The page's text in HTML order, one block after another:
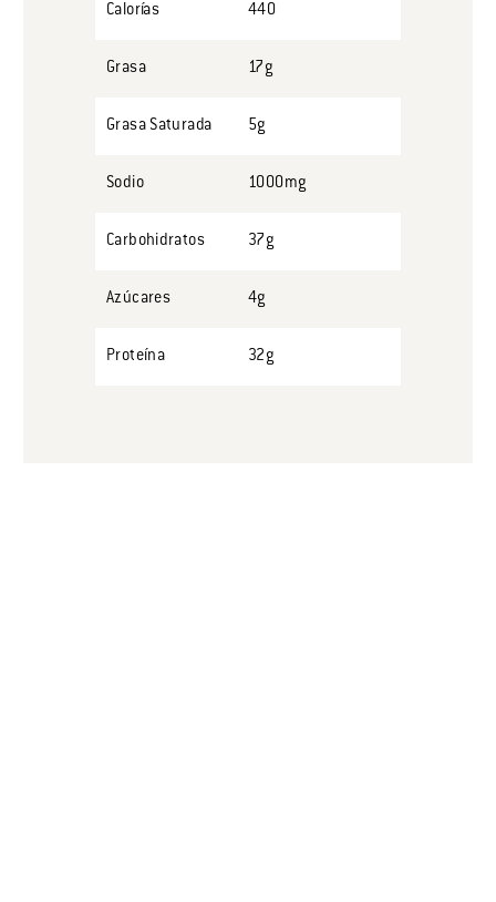
Calorías 440
Grasa 17g
Grasa Saturada 5g
Sodio 1000mg
Carbohidratos 37g
Azúcares 4g
Proteína 32g